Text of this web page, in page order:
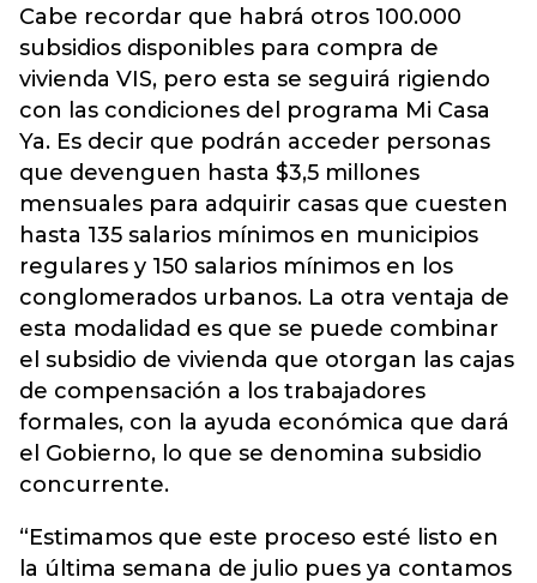
Cabe recordar que habrá otros 100.000
subsidios disponibles para compra de
vivienda VIS, pero esta se seguirá rigiendo
con las condiciones del programa Mi Casa
Ya. Es decir que podrán acceder personas
que devenguen hasta $3,5 millones
mensuales para adquirir casas que cuesten
hasta 135 salarios mínimos en municipios
regulares y 150 salarios mínimos en los
conglomerados urbanos. La otra ventaja de
esta modalidad es que se puede combinar
el subsidio de vivienda que otorgan las cajas
de compensación a los trabajadores
formales, con la ayuda económica que dará
el Gobierno, lo que se denomina subsidio
concurrente.
“Estimamos que este proceso esté listo en
la última semana de julio pues ya contamos